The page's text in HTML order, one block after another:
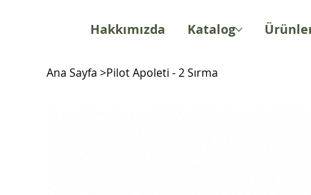
Hakkımızda Katalog
Ana Sayfa >Pilot Apoleti - 2 Sırma